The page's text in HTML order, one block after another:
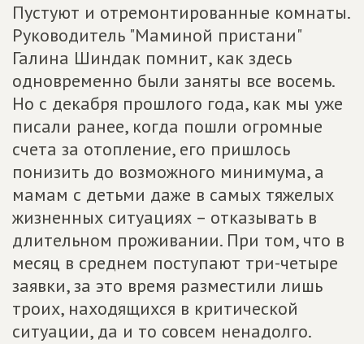
Пустуют и отремонтированные комнаты.
Руководитель "Маминой пристани"
Галина Шиндак помнит, как здесь
одновременно были заняты все восемь.
Но с декабря прошлого года, как мы уже
писали ранее, когда пошли огромные
счета за отопление, его пришлось
понизить до возможного минимума, а
мамам с детьми даже в самых тяжелых
жизненных ситуациях – отказывать в
длительном проживании. При том, что в
месяц в среднем поступают три-четыре
заявки, за это время разместили лишь
троих, находящихся в критической
ситуации, да и то совсем ненадолго.